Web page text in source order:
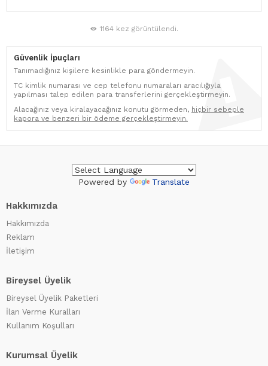
1164 kez görüntülendi.
Güvenlik İpuçları
Tanımadığınız kişilere kesinlikle para göndermeyin.
TC kimlik numarası ve cep telefonu numaraları aracılığıyla
yapılması talep edilen para transferlerini gerçekleştirmeyin.
Alacağınız veya kiralayacağınız konutu görmeden, hiçbir sebeple
kapora ve benzeri bir ödeme gerçekleştirmeyin.
Powered by Translate
Hakkımızda
Hakkımızda
Reklam
İletişim
Bireysel Üyelik
Bireysel Üyelik Paketleri
İlan Verme Kuralları
Kullanım Koşulları
Kurumsal Üyelik